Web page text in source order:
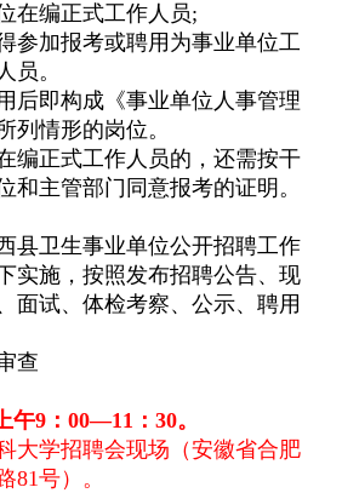
在编正式工作人员;
参加报考或聘用为事业单位工
员。
后即构成《事业单位人事管理
列情形的岗位。
编正式工作人员的，还需按干
和主管部门同意报考的证明。
县卫生事业单位公开招聘工作
实施，按照发布招聘公告、现
面试、体检考察、公示、聘用
查
午9 ：00—11 ：30。
大学招聘会现场（安徽省合肥
81号）。